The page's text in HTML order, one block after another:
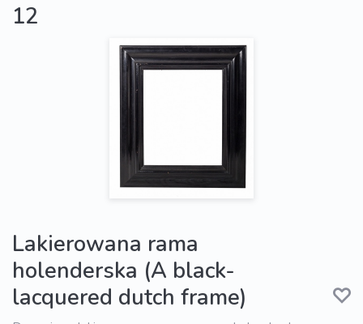
12
Lakierowana rama
holenderska (A black-
lacquered dutch frame)